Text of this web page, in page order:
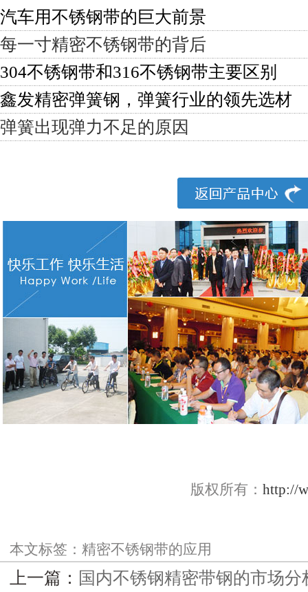
汽车用不锈钢带的巨大前景
每一寸精密不锈钢带的背后
304不锈钢带和316不锈钢带主要区别
鑫发精密弹簧钢，弹簧行业的领先选材
弹簧出现弹力不足的原因
版权所有： http://
本文标签： 精密不锈钢带的应用
上一篇： 国内不锈钢精密带钢的市场分